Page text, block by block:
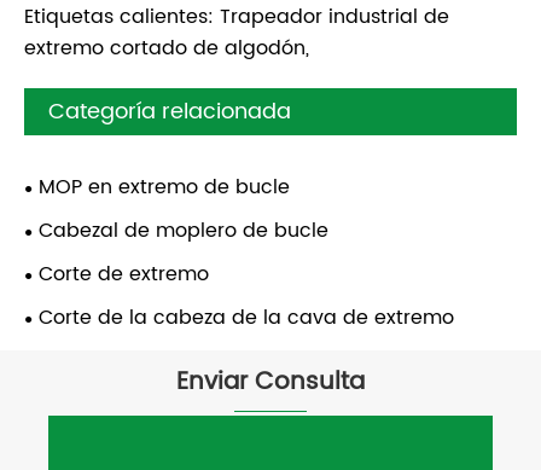
Etiquetas calientes: Trapeador industrial de
extremo cortado de algodón,
Categoría relacionada
MOP en extremo de bucle
Cabezal de moplero de bucle
Corte de extremo
Corte de la cabeza de la cava de extremo
Enviar Consulta